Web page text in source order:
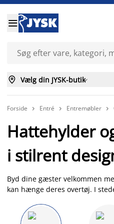

 Vælg din JYSK-butik
Forside  Entré  Entremøbler 
Hattehylder
i stilrent
Byd dine gæster velkommen
kan hænge deres overtøj. I
indbygget knagerække i
entremøbel med både knager